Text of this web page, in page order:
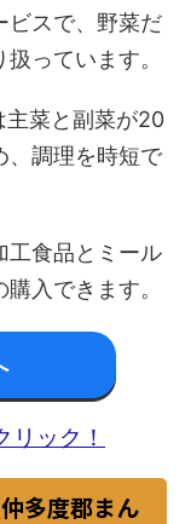
ビスで、野菜だ
っています。
主菜と副菜が20
、調理を時短で
工食品とミール
入できます。
ック！
多度郡まん